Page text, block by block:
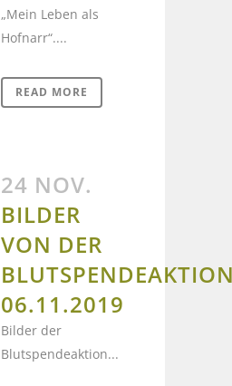
„Mein Leben als
Hofnarr“....
READ MORE
24 NOV.
BILDER
VON DER
06.11.2019
Bilder der
Blutspendeaktion...